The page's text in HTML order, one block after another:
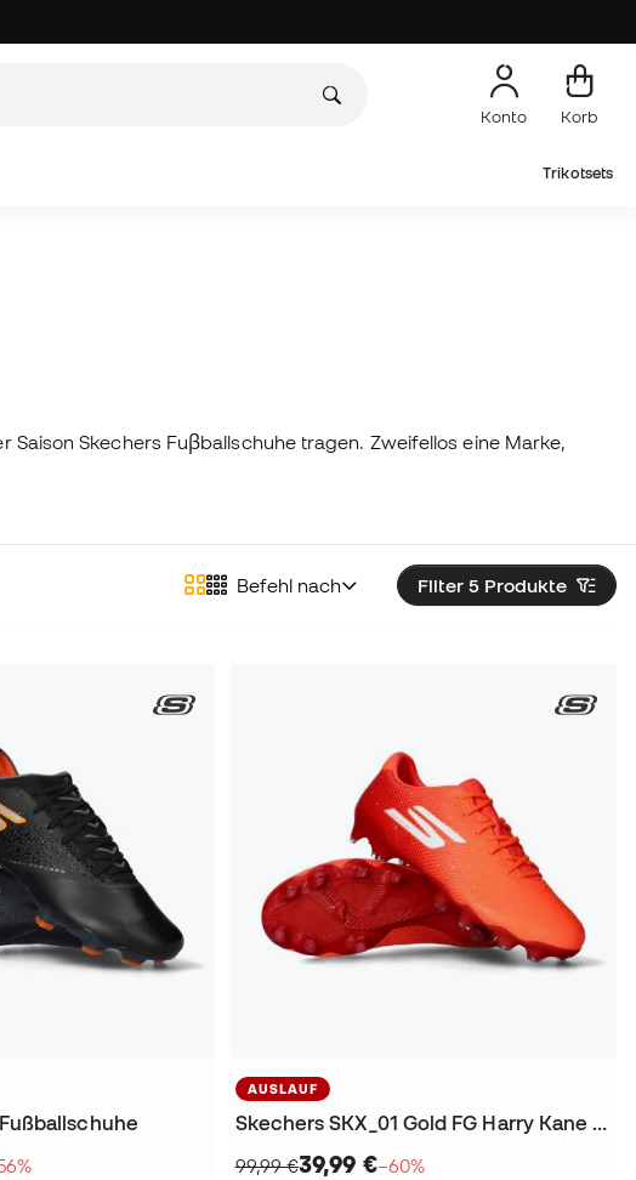
Konto Korb
Trikotsets
Skechers Fuβballschuhe tragen. Zweifellos eine Marke,
Filter 5 Produkte
Befehl nach
Fußballschuhe
AUSLAUF
Skechers SKX_01 Gold FG Harry Kane Fußballschuhe
99,99 €39,99 €−60%